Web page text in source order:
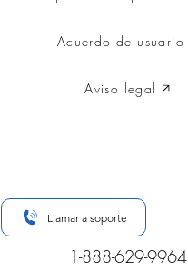
Acuerdo de usuario
Aviso legal
Llamar a soporte
1-888-629-9964